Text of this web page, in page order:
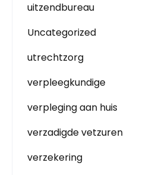
uitzendbureau
Uncategorized
utrechtzorg
verpleegkundige
verpleging aan huis
verzadigde vetzuren
verzekering